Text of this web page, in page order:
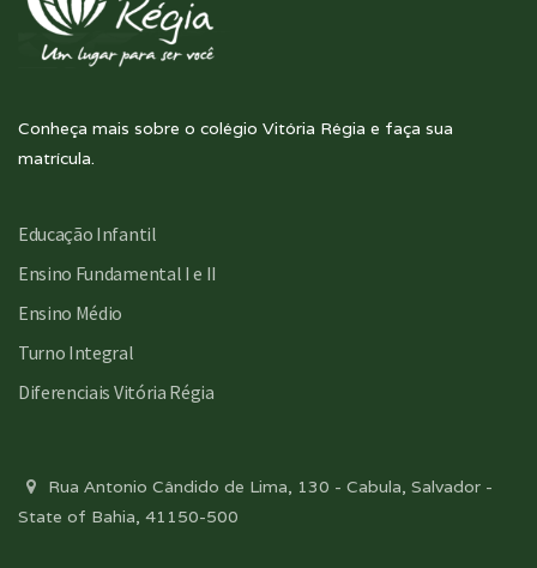
Conheça mais sobre o colégio Vitória Régia e faça sua
matrícula.
Educação Infantil
Ensino Fundamental I e II
Ensino Médio
Turno Integral
Diferenciais Vitória Régia
Rua Antonio Cândido de Lima, 130 - Cabula, Salvador -
State of Bahia, 41150-500